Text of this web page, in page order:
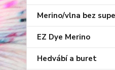
Merino/vlna bez
EZ Dye Merino
Hedvábí a buret